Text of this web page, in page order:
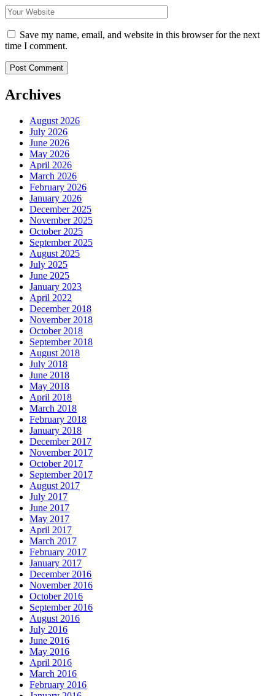
Save my name, email, and website in this browser for the next
time I comment.
Archives
August 2026
July 2026
June 2026
May 2026
April 2026
March 2026
February 2026
January 2026
December 2025
November 2025
October 2025
September 2025
August 2025
July 2025
June 2025
January 2023
April 2022
December 2018
November 2018
October 2018
September 2018
August 2018
July 2018
June 2018
May 2018
April 2018
March 2018
February 2018
January 2018
December 2017
November 2017
October 2017
September 2017
August 2017
July 2017
June 2017
May 2017
April 2017
March 2017
February 2017
January 2017
December 2016
November 2016
October 2016
September 2016
August 2016
July 2016
June 2016
May 2016
April 2016
March 2016
February 2016